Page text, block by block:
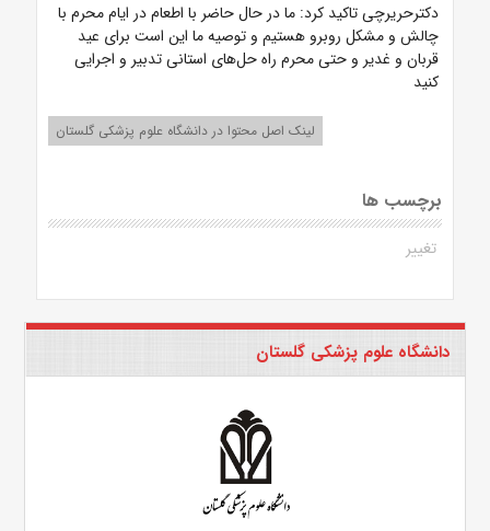
دکترحریرچی تاکید کرد: ما در حال حاضر با اطعام در ایام محرم با
چالش و‌ مشکل روبرو هستیم و‌ توصیه ما این است برای عید
قربان و غدیر و‌ حتی محرم راه حل‌های استانی تدبیر و اجرایی
کنید
لینک اصل محتوا در دانشگاه علوم پزشکی گلستان
برچسب ها
تغییر
دانشگاه علوم پزشکی گلستان